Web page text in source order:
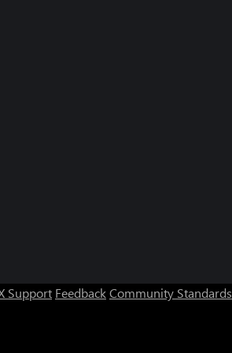
Support FeedbackCommunity Standards